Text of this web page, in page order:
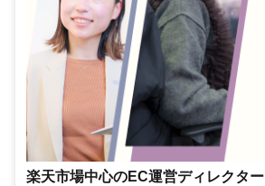
楽天市場中心のEC運営ディレクター